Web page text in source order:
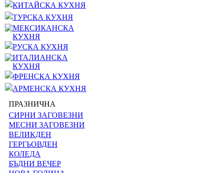
КИТАЙСКА КУХНЯ
ТУРСКА КУХНЯ
МЕКСИКАНСКА
КУХНЯ
РУСКА КУХНЯ
ИТАЛИАНСКА
КУХНЯ
ФРЕНСКА КУХНЯ
АРМЕНСКА КУХНЯ
ПРАЗНИЧНА
СИРНИ ЗАГОВЕЗНИ
МЕСНИ ЗАГОВЕЗНИ
ВЕЛИКДЕН
ГЕРГЬОВДЕН
КОЛЕДА
БЪДНИ ВЕЧЕР